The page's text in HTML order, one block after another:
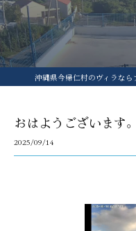
おはようございます。
2025/09/14